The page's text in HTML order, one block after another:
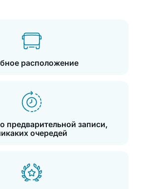
расположение
предварительной записи,
очередей